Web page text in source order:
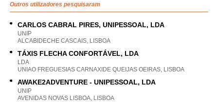
Outros utilizadores pesquisaram
CARLOS CABRAL PIRES, UNIPESSOAL, LDA
UNIP
ALCABIDECHE CASCAIS, LISBOA
TÁXIS FLECHA CONFORTÁVEL, LDA
LDA
UNIAO FREGUESIAS CARNAXIDE QUEIJAS OEIRAS, LISBOA
AWAKE2ADVENTURE - UNIPESSOAL, LDA
UNIP
AVENIDAS NOVAS LISBOA, LISBOA